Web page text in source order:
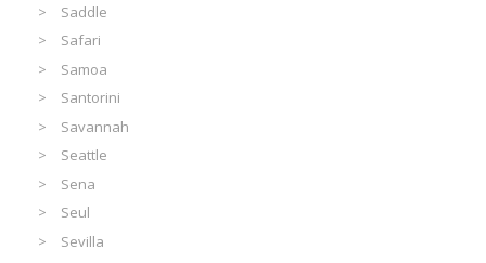
Saddle
Safari
Samoa
Santorini
Savannah
Seattle
Sena
Seul
Sevilla